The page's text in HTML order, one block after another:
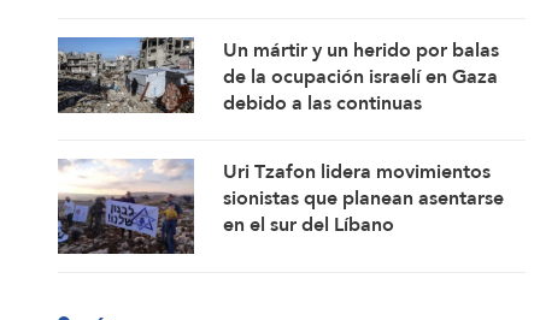
Un mártir y un herido por balas
de la ocupación israelí en Gaza
debido a las continuas
Uri Tzafon lidera movimientos
sionistas que planean asentarse
en el sur del Líbano